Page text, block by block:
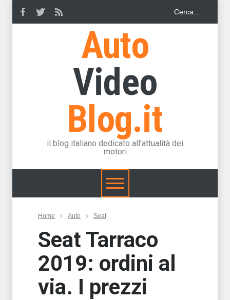
Auto
Video
Blog.it
il blog italiano dedicato all'attualità dei
motori
Home Auto Seat
Seat Tarraco
2019: ordini al
via. I prezzi